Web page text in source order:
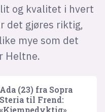
og kvalitet i hvert
det gjøres riktig,
mye som det
Heltne.
Ada (23) fra Sopra
Steria til Frend:
«Kjempedyktig»